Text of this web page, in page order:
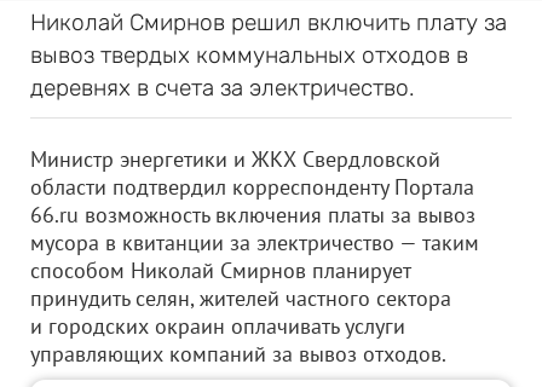
Николай Смирнов решил включить плату за
вывоз твердых коммунальных отходов в
деревнях в счета за электричество.
Министр энергетики и ЖКХ Свердловской
области подтвердил корреспонденту Портала
66.ru возможность включения платы за вывоз
мусора в квитанции за электричество — таким
способом Николай Смирнов планирует
принудить селян, жителей частного сектора
и городских окраин оплачивать услуги
управляющих компаний за вывоз отходов.